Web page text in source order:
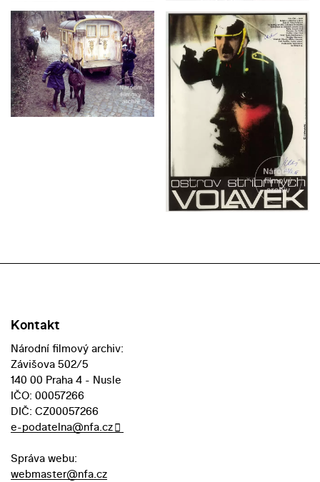
Kontakt
Národní filmový archiv:
Závišova 502/5
140 00 Praha 4 - Nusle
IČO: 00057266
DIČ: CZ00057266
e-podatelna@nfa.cz
Správa webu:
webmaster@nfa.cz